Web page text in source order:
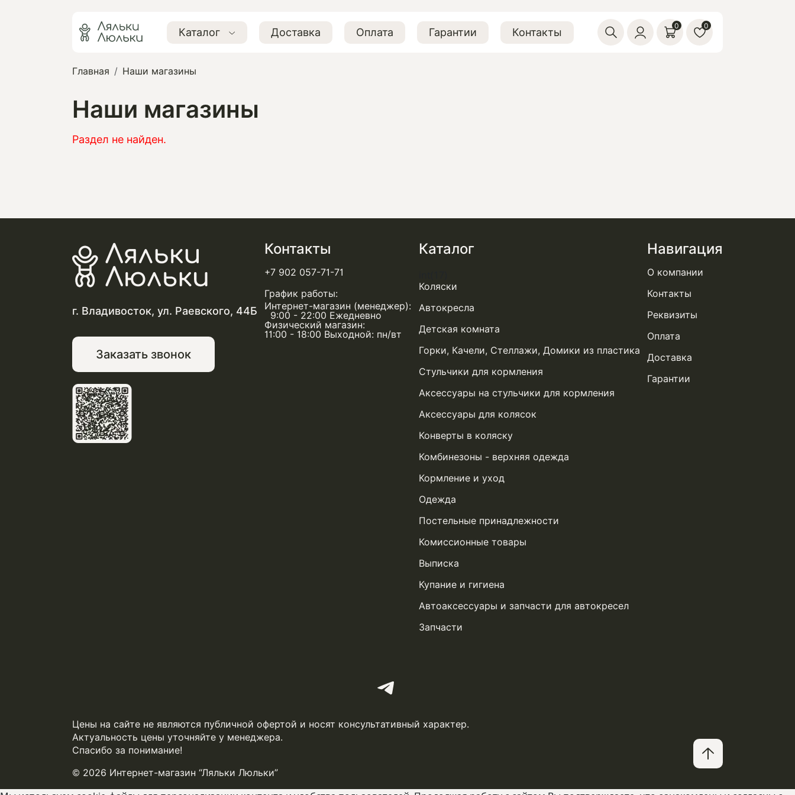
Каталог Доставка Оплата Гарантии Контакты 0 0
Главная Наши магазины
Наши магазины
Раздел не найден.
г. Владивосток, ул. Раевского, 44Б
Заказать звонок
Контакты
+7 902 057-71-71
График работы:
Интернет-магазин (менеджер):
9:00 - 22:00 Ежедневно
Физический магазин:
11:00 - 18:00 Выходной: пн/вт
Каталог
Коляски
Автокресла
Детская комната
Горки, Качели, Стеллажи, Домики из пластика
Стульчики для кормления
Аксессуары на стульчики для кормления
Аксессуары для колясок
Конверты в коляску
Комбинезоны - верхняя одежда
Кормление и уход
Одежда
Постельные принадлежности
Комиссионные товары
Выписка
Купание и гигиена
Автоаксессуары и запчасти для автокресел
Запчасти
Навигация
О компании
Контакты
Реквизиты
Оплата
Доставка
Гарантии
Цены на сайте не являются публичной офертой и носят консультативный характер.
Актуальность цены уточняйте у менеджера.
Спасибо за понимание!
© 2026 Интернет-магазин “Ляльки Люльки”